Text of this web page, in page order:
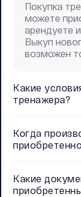
Какие
тренажера?
Когда
Какие
Покупка
можете
арендуете
Выкуп
возможен